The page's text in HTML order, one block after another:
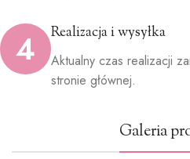
4 Realizacja i wysyłka
Aktualny czas realizacji
stronie głównej.
Galeria